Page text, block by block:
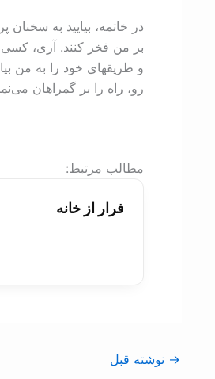
در خاتمه، بیایید به
بر من فخر کنند. آری، کسی
و طریقهای خود را به من
رو، راه را بر گمراهان
:مطالب مرتبط
فرار از خانه
→ نوشته قبل